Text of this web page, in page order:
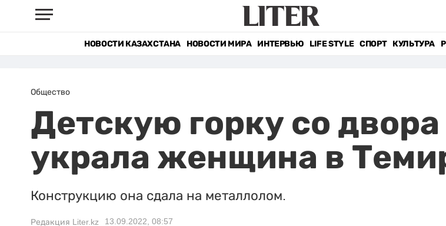
НОВОСТИ КАЗАХСТАНА НОВОСТИ МИРА ИНТЕРВЬЮ LIFE STYLE СПОРТ КУЛЬТУРА
Общество
Детскую горку со
украла женщина в
Конструкцию она сдала на металлолом.
Редакция Liter.kz 13.09.2022, 08:57